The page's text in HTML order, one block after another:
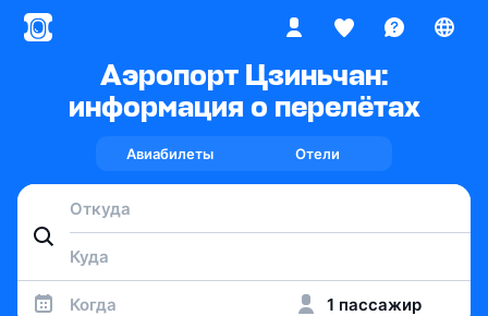
Аэропорт Цзиньчан:
информация о перелётах
Авиабилеты Отели
Когда 1 пассажир